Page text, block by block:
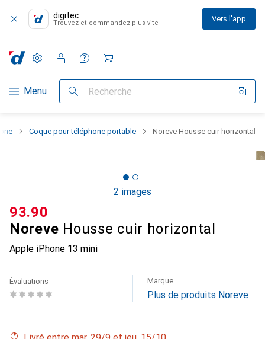
digitec
Trouvez et commandez plus vite Vers l'app
Navigation par catégorie
Menu Recherche
Paramètres
Compte client
Listes de comparaison
Listes d'envies
Panier
Coque pour téléphone portable Noreve Housse cuir horizontal
2 images
Noreve Housse cuir horizontal
Apple iPhone 13 mini
CHF
93.90
Évaluations Marque
Plus de produits Noreve